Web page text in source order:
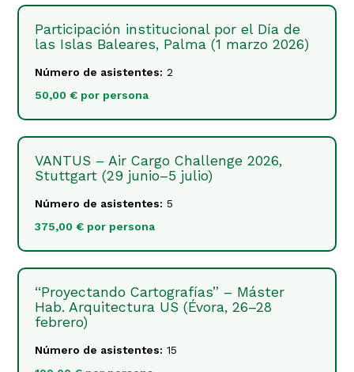
Participación institucional por el Día de
las Islas Baleares, Palma (1 marzo 2026)
Número de asistentes: 2
50,00 € por persona
VANTUS – Air Cargo Challenge 2026,
Stuttgart (29 junio–5 julio)
Número de asistentes: 5
375,00 € por persona
“Proyectando Cartografías” – Máster
Hab. Arquitectura US (Évora, 26–28
febrero)
Número de asistentes: 15